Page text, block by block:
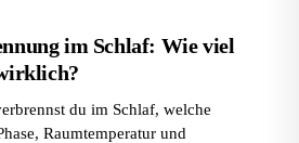
im Schlaf: Wie viel
du im Schlaf, welche
Raumtemperatur und